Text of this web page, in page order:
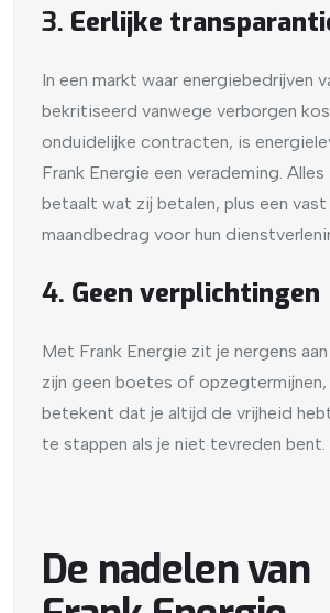
3. Eerlijke
In een markt waar energiebedrijven
bekritiseerd vanwege verborgen
onduidelijke contracten, is
Frank Energie een verademing. Alles
betaalt wat zij betalen, plus een vast
maandbedrag voor hun
4. Geen verplichtingen
Met Frank Energie zit je nergens
zijn geen boetes of
betekent dat je altijd de vrijheid
te stappen als je niet tevreden bent.
De nadelen van